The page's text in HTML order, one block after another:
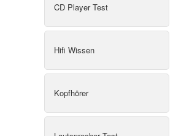
CD Player Test
Hifi Wissen
Kopfhörer